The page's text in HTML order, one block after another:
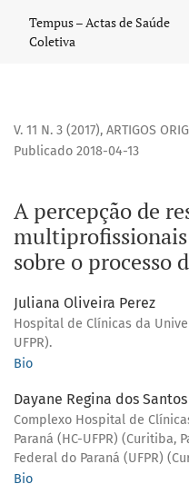
A percepção de
Tempus – Actas de Saúde
Coletiva
V. 11 N. 3 (2017), ARTIGOS
A percepção de
multiprofissionais
sobre o processo
Publicado 2018-04-13
Juliana Oliveira Perez
Hospital de Clínicas da
UFPR).
Bio
Dayane Regina dos Santos
Complexo Hospital de
Paraná (HC-UFPR) (Curitiba,
Federal do Paraná (UFPR)
Bio